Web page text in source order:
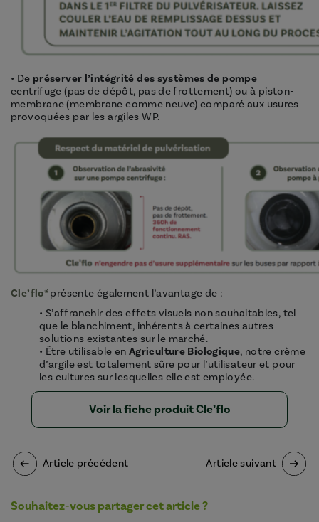
• De préserver l’intégrité des systèmes de pompe
centrifuge (pas de dépôt, pas de frottement) ou à piston-
membrane (membrane comme neuve) comparé aux usures
provoquées par les argiles WP.
Cle’flo* présente également l’avantage de :
• S’affranchir des effets visuels non souhaitables, tel
que le blanchiment, inhérents à certaines autres
solutions existantes sur le marché.
• Être utilisable en Agriculture Biologique, notre crème
d’argile est totalement sûre pour l’utilisateur et pour
les cultures sur lesquelles elle est employée.
Voir la fiche produit Cle’flo
Article précédent Article suivant
Souhaitez-vous partager cet article ?